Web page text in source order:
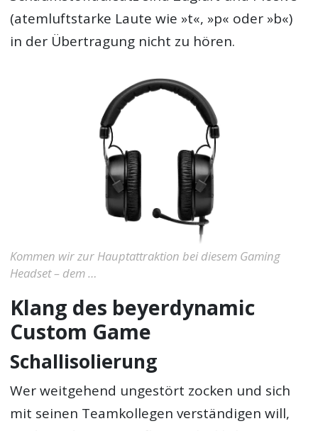
(atemluftstarke Laute wie »t«, »p« oder »b«)
in der Übertragung nicht zu hören.
Kommen wir zur Hauptattraktion bei diesem Gaming
Headset – dem …
Klang des beyerdynamic
Custom Game
Schallisolierung
Wer weitgehend ungestört zocken und sich
mit seinen Teamkollegen verständigen will,